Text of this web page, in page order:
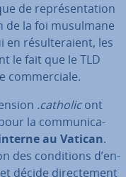
de re­pré­sen­ta­tion
de la foi musulmane
en ré­sul­te­raient, les
le fait que le TLD
com­mer­ciale.
.catholicont
la com­mu­ni­ca­
au Vatican.
des con­di­tions d’en­
décide di­rec­te­ment